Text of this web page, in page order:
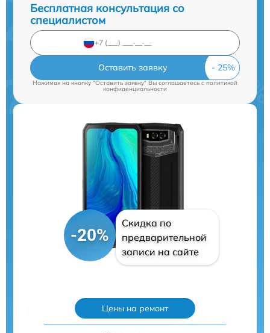
Бесплатная консультация со
специалистом
Оставить заявку
Нажимая на кнопку "Оставить заявку" Вы соглашаетесь cполитикой
конфиденциальности
-20%
Скидка по
предварительной
записи на сайте
Цены на ремонт